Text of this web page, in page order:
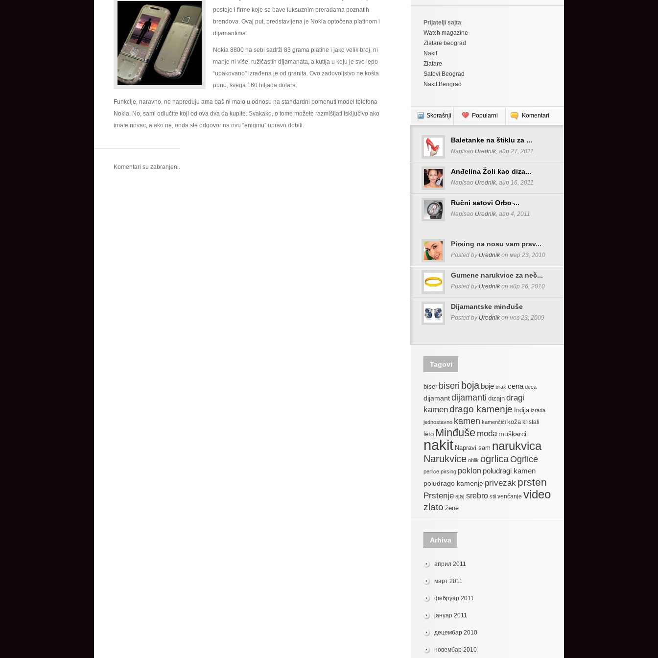
postoje i firme koje se bave luksuznim preradama poznatih
brendova. Ovaj put, predstavljena je Nokia optočena platinom i
dijamantima.
Nokia 8800 na sebi sadrži 83 grama platine i jako velik broj, ni
manje ni više, ružičastih dijamanata, a kutija u koju je sve lepo
“upakovano” izrađena je od granita. Ovo zadovoljstvo ne košta
puno, svega 160 hiljada dolara.
Funkcije, naravno, ne napreduju ama baš ni malo u odnosu na standardni pomenuti model telefona
Nokia. No, sami odlučite koji od ova dva da kupite. Svakako, o tome možete razmišljati isključivo ako
imate novac, a ako ne, onda ste odgovor na ovu “enigmu” upravo dobili.
Komentari su zabranjeni.
Prijatelji sajta:
Watch magazine
Zlatare beograd
Nakit
Zlatare
Satovi Beograd
Nakit Beograd
Skorašnji Popularni Komentari
Baletanke na štiklu za ...
Napisao Urednik, апр 27, 2011
Anđelina Žoli kao diza...
Napisao Urednik, апр 16, 2011
Ručni satovi Orbo ̵...
Napisao Urednik, апр 4, 2011
Pirsing na nosu vam prav...
Posted by Urednik on мар 23, 2010
Gumene narukvice za neč...
Posted by Urednik on апр 26, 2010
Dijamantske minđuše
Posted by Urednik on нов 23, 2009
Tagovi
biser biseri boja boje brak cena deca
dijamantdijamanti dizajn dragi
kamendrago kamenje Indija izrada
jednostavno kamen kamenčići koža kristali
leto Minđuše moda muškarci
nakit Napravi sam narukvica
Narukvice oblik ogrlicaOgrlice
perlice pirsing poklon poludragi kamen
poludrago kamenje privezak prsten
Prstenje sjaj srebro stil venčanje video
zlato žene
Arhiva
април 2011
март 2011
фебруар 2011
јануар 2011
децембар 2010
новембар 2010